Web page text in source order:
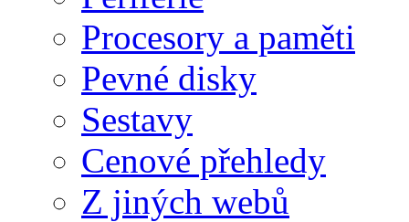
Procesory a paměti
Pevné disky
Sestavy
Cenové přehledy
Z jiných webů